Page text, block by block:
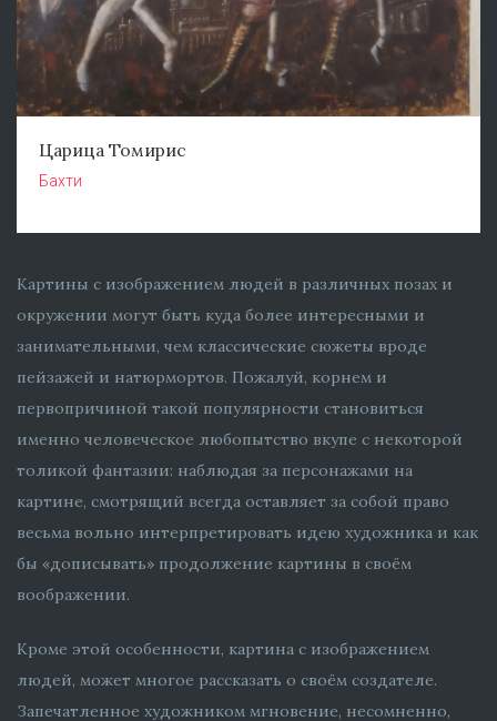
Царица Томирис
Бахти
Картины с изображением людей в различных позах и
окружении могут быть куда более интересными и
занимательными, чем классические сюжеты вроде
пейзажей и натюрмортов. Пожалуй, корнем и
первопричиной такой популярности становиться
именно человеческое любопытство вкупе с некоторой
толикой фантазии: наблюдая за персонажами на
картине, смотрящий всегда оставляет за собой право
весьма вольно интерпретировать идею художника и как
бы «дописывать» продолжение картины в своём
воображении.
Кроме этой особенности, картина с изображением
людей, может многое рассказать о своём создателе.
Запечатленное художником мгновение, несомненно,